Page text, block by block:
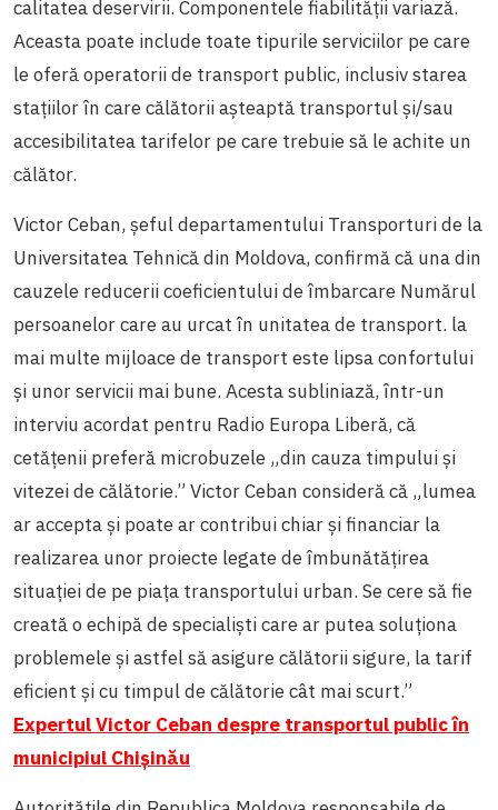
calitatea deservirii. Componentele fiabilității variază.
Aceasta poate include toate tipurile serviciilor pe care
le oferă operatorii de transport public, inclusiv starea
stațiilor în care călătorii așteaptă transportul și/sau
accesibilitatea tarifelor pe care trebuie să le achite un
călător.
Victor Ceban, șeful departamentului Transporturi de la
Universitatea Tehnică din Moldova, confirmă că una din
cauzele reducerii coeficientului de îmbarcare Numărul
persoanelor care au urcat în unitatea de transport. la
mai multe mijloace de transport este lipsa confortului
și unorservicii mai bune. Acesta subliniază, într-un
interviu acordat pentru Radio Europa Liberă, că
cetățenii preferă microbuzele „din cauza timpului şi
vitezei de călătorie.” Victor Ceban consideră că „lumea
ar accepta şi poate ar contribui chiar şi financiar la
realizarea unor proiecte legate de îmbunătățirea
situaţiei de pe piaţa transportului urban. Se cere să fie
creată o echipă de specialişti care ar putea soluţiona
problemele și astfel să asigure călătorii sigure, la tarif
eficient şi cu timpul de călătorie cât mai scurt.”
Expertul Victor Ceban despre transportul public în
municipiul Chișinău